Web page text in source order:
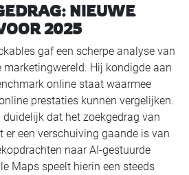
NIEUWE
2025
gaf een scherpe analyse van
marketingwereld. Hij kondigde aan
online staat waarmee
prestaties kunnen vergelijken.
dat het zoekgedrag van
er een verschuiving gaande is van
naar AI-gestuurde
Maps speelt hierin een steeds